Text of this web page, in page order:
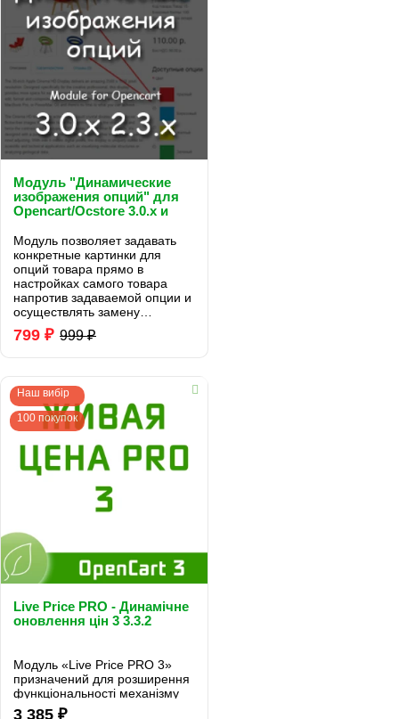
Модуль "Динамические
изображения опций" для
Opencart/Ocstore 3.0.x и
Модуль позволяет задавать
конкретные картинки для
опций товара прямо в
настройках самого товара
напротив задаваемой опции и
осуществлять замену
основного и дополнительных
изображений товарра при
например, ког..
799 ₽ 999 ₽
Наш вибір
100 покупок
Live Price PRO - Динамічне
оновлення цін 3 3.3.2
Модуль «Live Price PRO 3»
призначений для розширення
функціональності механізму
ціноутворення в OpenCart 3...
3 385 ₽